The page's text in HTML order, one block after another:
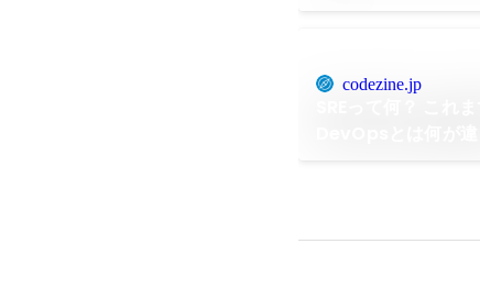
codezine.jp